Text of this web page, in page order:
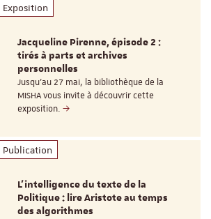
Exposition
Jacqueline Pirenne, épisode 2 :
tirés à parts et archives
personnelles
Jusqu’au 27 mai, la bibliothèque de la
MISHA vous invite à découvrir cette
exposition.
Publication
L’intelligence du texte de la
Politique : lire Aristote au temps
des algorithmes